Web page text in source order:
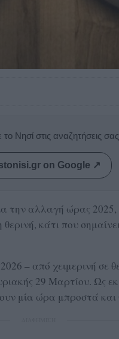
Νησί στις αναζητήσεις σας
on Google ↗
την αλλαγή ώρας 2025,
κάτι που
– από χειμερινή σε
29 Μαρτίου. Ως εκ
μία ώρα μπροστά και